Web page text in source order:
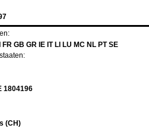
GB GR IE IT LI LU MC NL PT SE
1804196
(CH)